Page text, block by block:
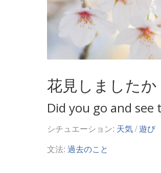
花見しましたか
Did you go and see
シチュエーション: 天気/遊び
文法: 過去のこと